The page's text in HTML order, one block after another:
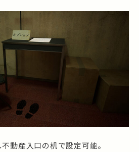
動産入口の机で設定可能。